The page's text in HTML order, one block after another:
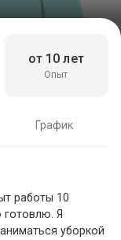
Опыт
от 10 лет
График
работы 10
готовлю. Я
уборкой